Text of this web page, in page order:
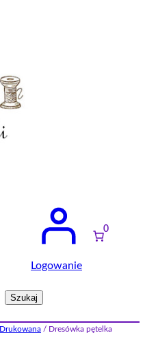
Logowanie
0
Szukaj
Drukowana / Dresówka pętelka